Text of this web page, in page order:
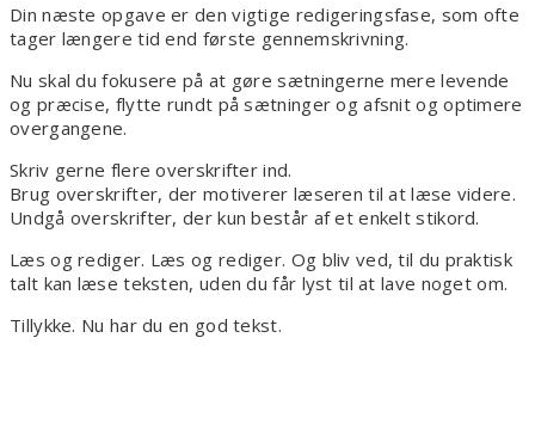
Din næste opgave er den vigtige redigeringsfase, som ofte
tager længere tid end første gennemskrivning.
Nu skal du fokusere på at gøre sætningerne mere levende
og præcise, flytte rundt på sætninger og afsnit og optimere
overgangene.
Skriv gerne flere overskrifter ind.
Brug overskrifter, der motiverer læseren til at læse videre.
Undgå overskrifter, der kun består af et enkelt stikord.
Læs og rediger. Læs og rediger. Og bliv ved, til du praktisk
talt kan læse teksten, uden du får lyst til at lave noget om.
Tillykke. Nu har du en god tekst.